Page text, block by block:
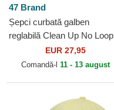
47 Brand
Șepci curbată galben
reglabilă Clean Up No Loop
Label de New York Yankees
MLB de 47 Brand
EUR 27,95
Comandă-l 11 - 13 august